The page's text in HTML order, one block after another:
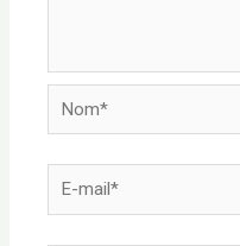
Nom*
E-
mail*